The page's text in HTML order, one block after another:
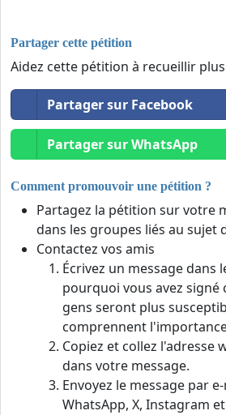
Partager cette pétition
Aidez cette pétition à recueillir
Partager sur Facebook
Partager sur WhatsApp
Comment promouvoir une pétition ?
Partagez la pétition sur votre
dans les groupes liés au sujet
Contactez vos amis
Écrivez un message dans
pourquoi vous avez signé
gens seront plus
comprennent
Copiez et collez l'adresse
dans votre message.
Envoyez le message par
WhatsApp, X, Instagram